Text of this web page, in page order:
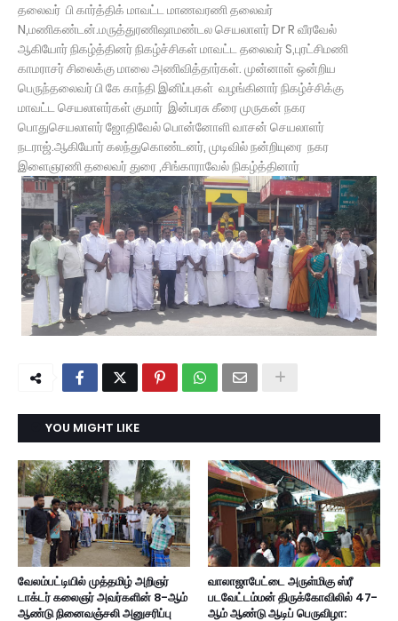
தலைவர் பி கார்த்திக் மாவட்ட மாணவரணி தலைவர்
N,மணிகண்டன்.மருத்துரணிஷாமண்டல செயலாளர் Dr R வீரவேல்
ஆகியோர் நிகழ்த்தினர் நிகழ்ச்சிகள் மாவட்ட தலைவர் S,புரட்சிமணி
காமராசர் சிலைக்கு மாலை அணிவித்தார்கள். முன்னாள் ஒன்றிய
பெருந்தலைவர் பி கே காந்தி இனிப்புகள் வழங்கினார் நிகழ்ச்சிக்கு
மாவட்ட செயலாளர்கள் குமார் இன்பரசு கீரை முருகன் நகர
பொதுசெயலாளர் ஜோதிவேல் பொன்னோளி வாசன் செயலாளர்
நடராஜ்.ஆகியோர் கலந்துகொண்டனர், முடிவில் நன்றியுரை நகர
இளைஞரணி தலைவர் துரை ,சிங்காராவேல் நிகழ்த்தினார்
YOU MIGHT LIKE
வேலம்பட்டியில் முத்தமிழ் அறிஞர்
டாக்டர் கலைஞர் அவர்களின் 8-ஆம்
ஆண்டு நினைவஞ்சலி அனுசரிப்பு
வாலாஜாபேட்டை அருள்மிகு ஸ்ரீ
படவேட்டம்மன் திருக்கோவிலில் 47-
ஆம் ஆண்டு ஆடிப் பெருவிழா: